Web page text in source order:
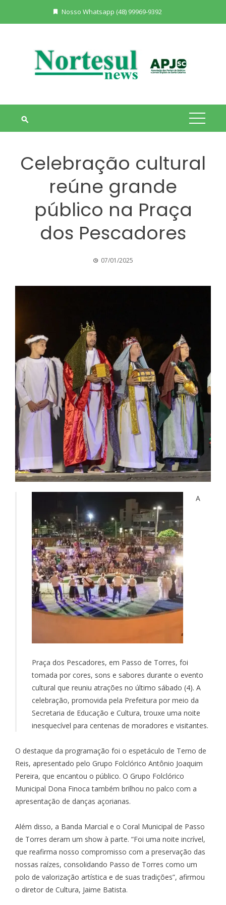
Nosso Whatsapp (48) 99969-9392
Celebração cultural
reúne grande
público na Praça
dos Pescadores
07/01/2025
A
Praça dos Pescadores, em Passo de Torres, foi
tomada por cores, sons e sabores durante o evento
cultural que reuniu atrações no último sábado (4). A
celebração, promovida pela Prefeitura por meio da
Secretaria de Educação e Cultura, trouxe uma noite
inesquecível para centenas de moradores e visitantes.
O destaque da programação foi o espetáculo de Terno de
Reis, apresentado pelo Grupo Folclórico Antônio Joaquim
Pereira, que encantou o público. O Grupo Folclórico
Municipal Dona Finoca também brilhou no palco com a
apresentação de danças açorianas.
Além disso, a Banda Marcial e o Coral Municipal de Passo
de Torres deram um show à parte. “Foi uma noite incrível,
que reafirma nosso compromisso com a preservação das
nossas raízes, consolidando Passo de Torres como um
polo de valorização artística e de suas tradições”, afirmou
o diretor de Cultura, Jaime Batista.